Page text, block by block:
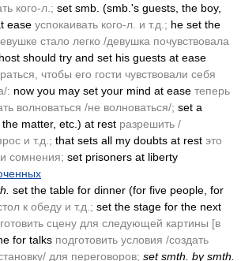
кого-л.; set smb. (smb.'s guests, the boy,
ease успокаивать кого-л. и т.д.; he set the
стало легко /девушка почувствовала
host should try and set his guests at ease
чтобы его гости чувствовали себя
: now you may set your mind at ease теперь
волноваться /не волноваться/; set a
matter, etc.) at rest разрешить /
и т.д.; that sets all my doubts at rest это
сомнения; set prisoners at liberty
set the table for dinner (for five people, for
к обеду и т.д.; set the stage for the next
сцену для следующей картины [в
for talks подготовить условия /создать
для переговоров; set smth. by smth.